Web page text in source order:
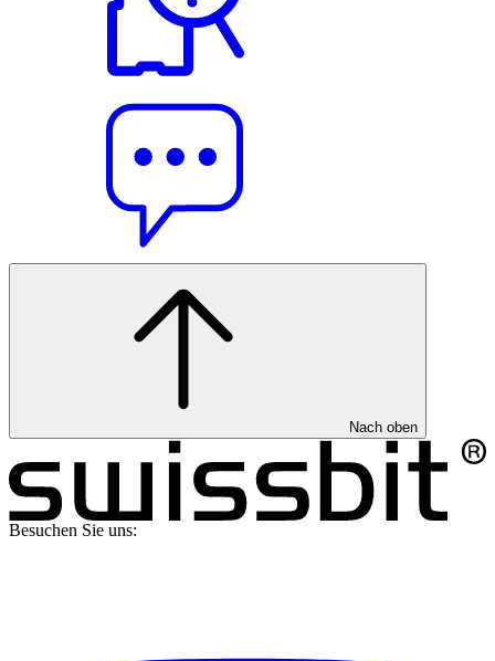
Nach oben
Besuchen Sie uns: